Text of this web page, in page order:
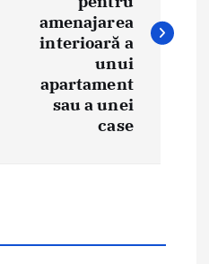
amenajarea
interioară a
unui
apartament
sau a unei
case